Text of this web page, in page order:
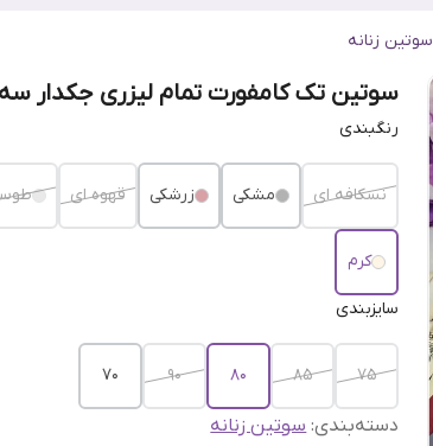
سوتین زنانه
سوتین تک کامفورت تمام لیزری جکدار
رنگبندی
نسکافه ای مشکی زرشکی قهوه ای
کرم
سایزبندی
75
85
80
90 ۷۰
دسته‌بندی:سوتین زنانه